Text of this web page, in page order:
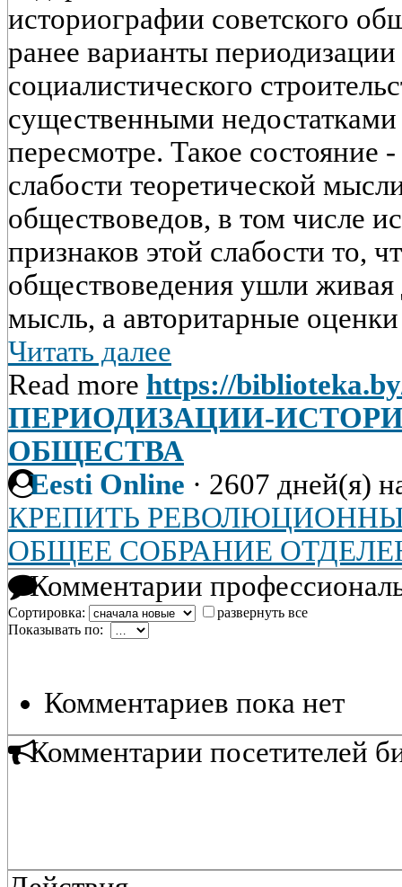
историографии советского
ранее варианты
социалистического
существенными
пересмотре. Такое состояние
слабости теоретической
обществоведов, в том числе
признаков этой слабости то,
обществоведения ушли живая
мысль, а авторитарные
Читать далее
Read more https://
ПЕРИОДИЗАЦИИ-
ОБЩЕСТВА
Eesti Online · 2607 дней(я)
КРЕПИТЬ
ОБЩЕЕ СОБРАНИЕ
Комментарии
Сортировка:
развернуть все
Показывать по:
Комментариев пока нет
Комментарии посетителей